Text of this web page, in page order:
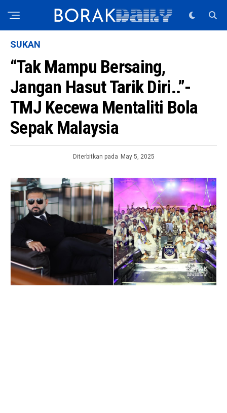
SUKAN
“Tak Mampu Bersaing,
Jangan Hasut Tarik Diri..”-
TMJ Kecewa Mentaliti Bola
Sepak Malaysia
Diterbitkan pada May 5, 2025